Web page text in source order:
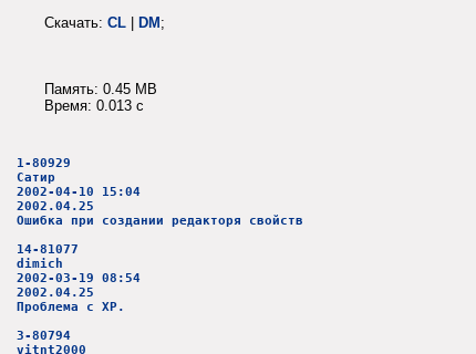
Скачать: CL | DM;
Память: 0.45 MB
Время: 0.013 c
1-80929
Сатир
2002-04-10 15:04
2002.04.25
Ошибка при создании редакторя свойств
14-81077
dimich
2002-03-19 08:54
2002.04.25
Проблема с ХР.
3-80794
vitnt2000